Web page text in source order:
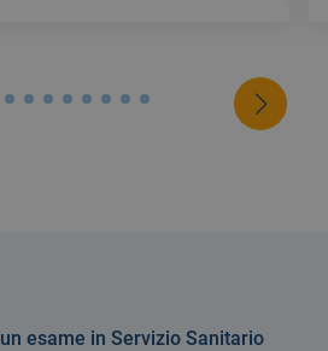
esame in Servizio Sanitario